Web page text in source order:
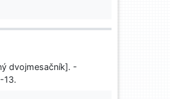
dvojmesačník]. -
13.